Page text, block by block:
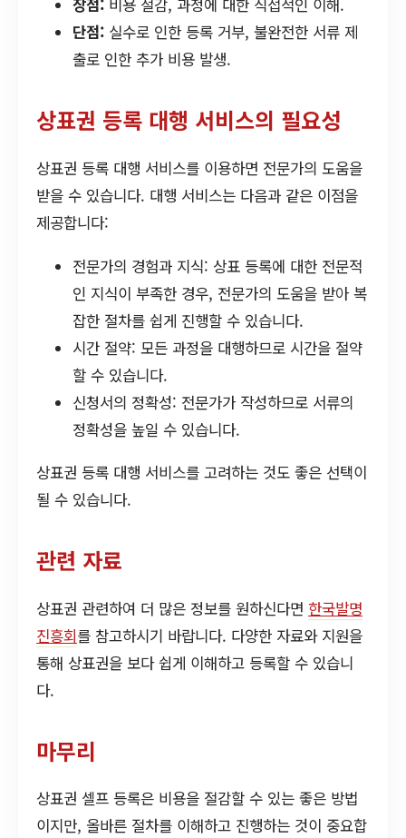
장점: 비용 절감, 과정에 대한 직접적인 이해.
단점: 실수로 인한 등록 거부, 불완전한 서류 제
출로 인한 추가 비용 발생.
상표권 등록 대행 서비스의 필요성
상표권 등록 대행 서비스를 이용하면 전문가의 도움을
받을 수 있습니다. 대행 서비스는 다음과 같은 이점을
제공합니다:
전문가의 경험과 지식: 상표 등록에 대한 전문적
인 지식이 부족한 경우, 전문가의 도움을 받아 복
잡한 절차를 쉽게 진행할 수 있습니다.
시간 절약: 모든 과정을 대행하므로 시간을 절약
할 수 있습니다.
신청서의 정확성: 전문가가 작성하므로 서류의
정확성을 높일 수 있습니다.
상표권 등록 대행 서비스를 고려하는 것도 좋은 선택이
될 수 있습니다.
관련 자료
상표권 관련하여 더 많은 정보를 원하신다면 한국발명
진흥회를 참고하시기 바랍니다. 다양한 자료와 지원을
통해 상표권을 보다 쉽게 이해하고 등록할 수 있습니
다.
마무리
상표권 셀프 등록은 비용을 절감할 수 있는 좋은 방법
이지만, 올바른 절차를 이해하고 진행하는 것이 중요합